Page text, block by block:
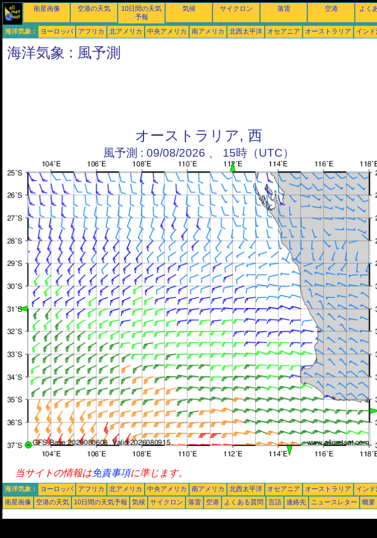
衛星画像 空港の天気
10日間の天気
予報
気候 サイクロン 落雷 空港 よく
海洋気象 : ヨーロッパ アフリカ 北アメリカ 中央アメリカ 南アメリカ 北西太平洋 オセアニア オーストラリア インド
海洋気象 : 風予測
オーストラリア, 西
風予測 : 09/08/2026 、 15時（UTC）
当サイトの情報は免責事項に準じます。
海洋気象 : ヨーロッパ アフリカ 北アメリカ 中央アメリカ 南アメリカ 北西太平洋 オセアニア オーストラリア インド
衛星画像
空港の天気 10日間の天気予報 気候 サイクロン 落雷 空港 よくある質問 言語 連絡先 ニュースレター 概要